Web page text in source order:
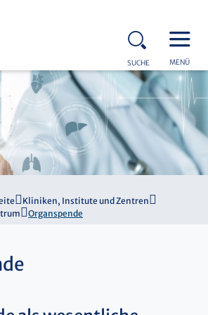
SUCHE MENÜ
Kliniken, Institute und Zentren
Organspende